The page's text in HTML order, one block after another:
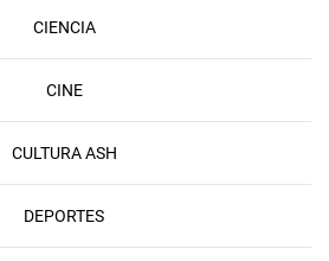
CIENCIA
CINE
CULTURA ASH
DEPORTES